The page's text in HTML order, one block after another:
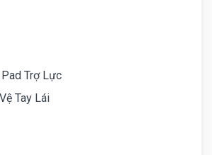
Trợ Lực
Tay Lái